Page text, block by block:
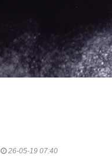
26-05-19 07:40